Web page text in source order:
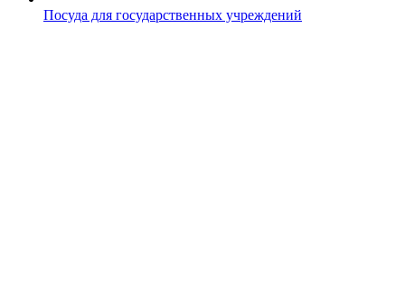
Посуда для государственных учреждений